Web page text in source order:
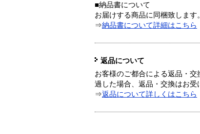
■納品書について
お届けする商品に同梱致します。
⇒納品書について詳細はこちら
返品について
お客様のご都合による返品・
過した場合、返品・交換はお受
⇒返品について詳しくはこちら